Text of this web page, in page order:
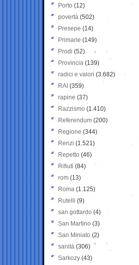
Porto (12)
povertà (502)
Presepe (14)
Primarie (149)
Prodi (52)
Provincia (139)
radici e valori (3.682)
RAI (359)
rapine (37)
Razzismo (1.410)
Referendum (200)
Regione (344)
Renzi (1.521)
Repetto (46)
Rifiuti (84)
rom (13)
Roma (1.125)
Rutelli (9)
san gottardo (4)
San Martino (3)
San Miniato (2)
sanità (306)
Sarkozy (43)